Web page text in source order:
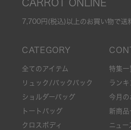
CARROT ONLINE
7,700円(税込)以上のお買い物で送
全てのアイテム
リュック/バックパック
ショルダーバッグ
トートバッグ
クロスボディ
特集一
ランキ
今月の
新商品
ニュー